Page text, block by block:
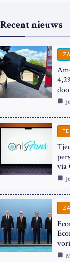
Recent nieuws
via